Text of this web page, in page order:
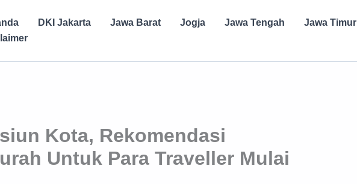
DKI Jakarta Jawa Barat Jogja Jawa Tengah Jawa Timur
Kota, Rekomendasi
Untuk Para Traveller Mulai